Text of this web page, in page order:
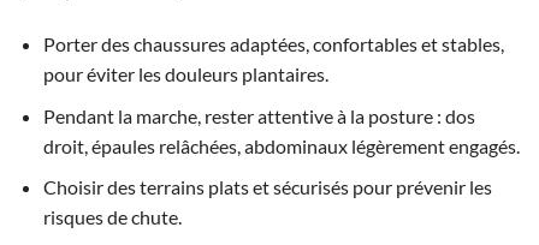
Porter des chaussures adaptées, confortables et stables,
pour éviter les douleurs plantaires.
Pendant la marche, rester attentive à la posture : dos
droit, épaules relâchées, abdominaux légèrement engagés.
Choisir des terrains plats et sécurisés pour prévenir les
risques de chute.